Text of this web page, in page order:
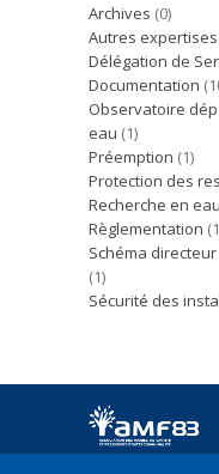
Archives (0)
Autres expertises
Délégation de
Documentation
Observatoire
eau (1)
Préemption (1)
Protection des
Recherche en eau
Règlementation
Schéma
(1)
Sécurité des